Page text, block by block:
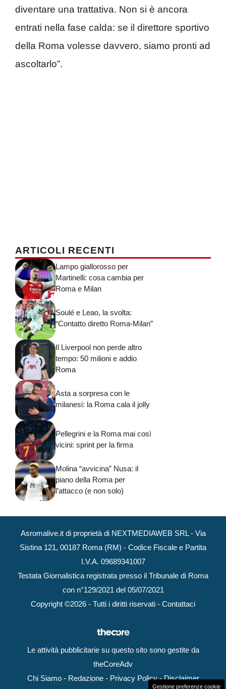
diventare una trattativa. Non si è ancora
entrati nella fase calda: se il direttore sportivo
della Roma volesse davvero, siamo pronti ad
ascoltarlo”.
ARTICOLI RECENTI
Lampo giallorosso per
Martinelli: cosa cambia per
Roma e Milan
Soulé e Leao, la svolta:
“Contatto diretto Roma-Milan”
Il Liverpool non perde altro
tempo: 50 milioni e addio
Roma
Asta a sorpresa con le
milanesi: la Roma cala il jolly
Pellegrini e la Roma mai così
vicini: sprint per la firma
Molina “avvicina” Nusa: il
piano della Roma per
l’attacco (e non solo)
Asromalive.it di proprietà di NEXTMEDIAWEB SRL - Via
Sistina 121, 00187 Roma (RM) - Codice Fiscale e Partita
I.V.A. 09689341007
Testata Giornalistica registrata presso il Tribunale di Roma
con n°129/2021 del 05/07/2021
Copyright ©2026 - Tutti i diritti riservati - Contattaci
Le attività pubblicitarie su questo sito sono gestite da
theCoreAdv
Chi Siamo- Redazione- Privacy Policy-Disclaimer
Gestione preferenze cookie